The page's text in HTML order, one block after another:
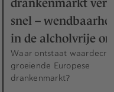
drankenmarkt
snel –
in de alcholvrije
Waar ontstaat
groeiende Europese
drankenmarkt?